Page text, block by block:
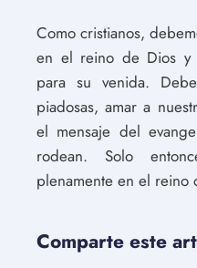
Como cristianos,
en el reino de Dios y
para su venida.
piadosas, amar a
el mensaje del
rodean. Solo
plenamente en el reino
Comparte este